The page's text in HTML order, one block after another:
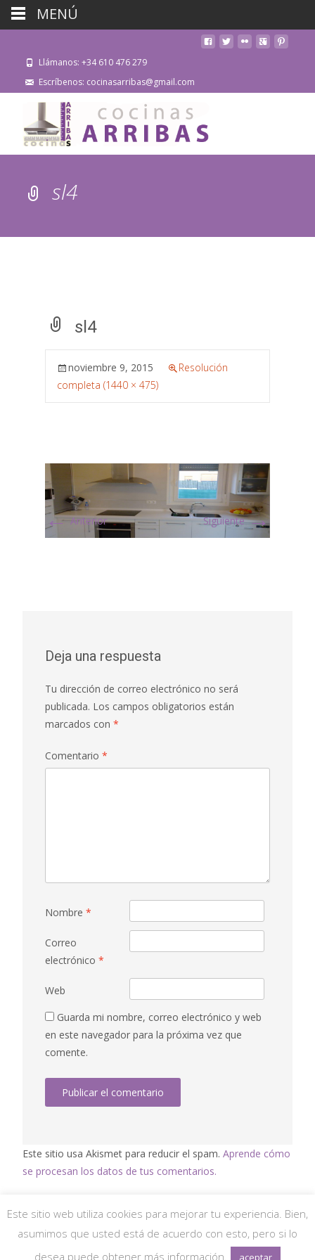
Llámanos: +34 610 476 279
Escríbenos: cocinasarribas@gmail.com
sl4
sl4
noviembre 9, 2015
Resolución
completa (1440 × 475)
←Anterior Siguiente→
Deja una respuesta
Tu dirección de correo electrónico no será
publicada. Los campos obligatorios están
marcados con *
Comentario *
Nombre *
Correo
electrónico *
Web
Guarda mi nombre, correo electrónico y web
en este navegador para la próxima vez que
comente.
Este sitio usa Akismet para reducir el spam. Aprende cómo
se procesan los datos de tus comentarios.
Este sitio web utiliza cookies para mejorar tu experiencia. Bien,
asumimos que usted está de acuerdo con esto, pero si lo
desea puede obtener más información.
aceptar
MENÚ